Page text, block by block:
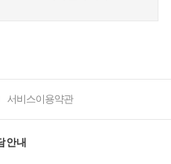
서비스이용약관
안내